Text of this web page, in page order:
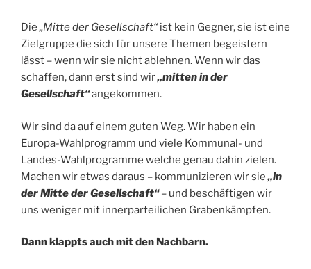
Die„Mitte der Gesellschaft“ ist kein Gegner, sie ist eine
Zielgruppe die sich für unsere Themen begeistern
lässt – wenn wir sie nicht ablehnen. Wenn wir das
schaffen, dann erst sind wir„mitten in der
Gesellschaft“angekommen.
Wir sind da auf einem guten Weg. Wir haben ein
Europa-Wahlprogramm und viele Kommunal- und
Landes-Wahlprogramme welche genau dahin zielen.
Machen wir etwas daraus – kommunizieren wir sie„in
der Mitte der Gesellschaft“– und beschäftigen wir
uns weniger mit innerparteilichen Grabenkämpfen.
Dann klappts auch mit den Nachbarn.